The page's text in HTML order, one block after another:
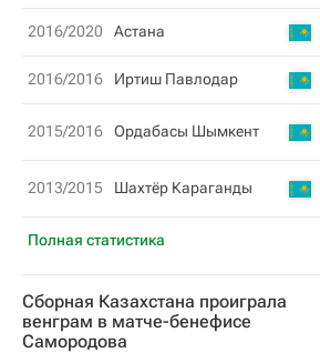
Полная статистика
2016/2020 Астана
2016/2016 Иртиш Павлодар
2015/2016 Ордабасы Шымкент
2013/2015 Шахтёр Караганды
Сборная Казахстана проиграла
венграм в матче-бенефисе
Самородова